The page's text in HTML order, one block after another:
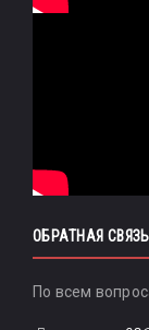
ОБРАТНАЯ СВЯЗЬ
По всем